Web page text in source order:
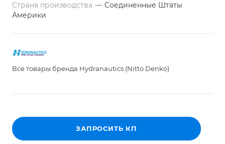
Страна производства — Соединенные Штаты
Америки
Все товары бренда Hydranautics (Nitto Denko)
ЗАПРОСИТЬ КП